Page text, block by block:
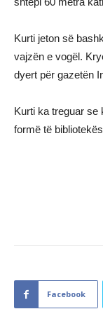
Kurti jeton së
vajzën e vogël.
dyert për gazetën
Kurti ka treguar se
formë të
Facebook